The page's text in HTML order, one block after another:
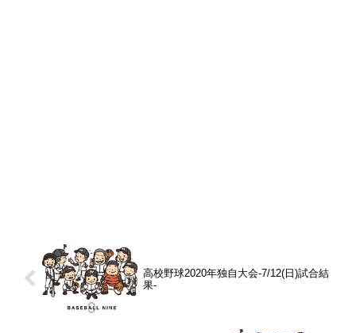
高校野球2020年独自大会-7/12(日)試合結
果-